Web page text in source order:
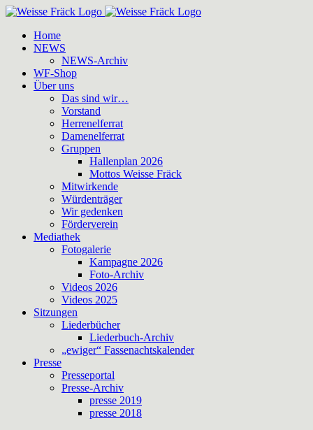
Zum
springenHome
NEWS
NEWS-Archiv
WF-Shop
Über uns
Das sind wir…
Vorstand
Herrenelferrat
Damenelferrat
Gruppen
Hallenplan 2026
Mottos Weisse Fräck
Mitwirkende
Würdenträger
Wir gedenken
Förderverein
Mediathek
Fotogalerie
Kampagne 2026
Foto-Archiv
Videos 2026
Videos 2025
Sitzungen
Liederbücher
Liederbuch-Archiv
„ewiger“ Fassenachtskalender
Presse
Presseportal
Presse-Archiv
presse 2019
presse 2018